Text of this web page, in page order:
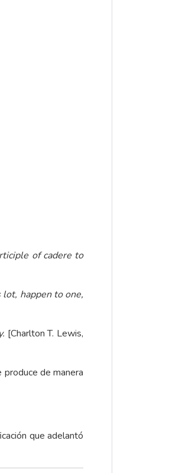
of cadere to
happen to one,
[Charlton T. Lewis,
de manera
que adelantó